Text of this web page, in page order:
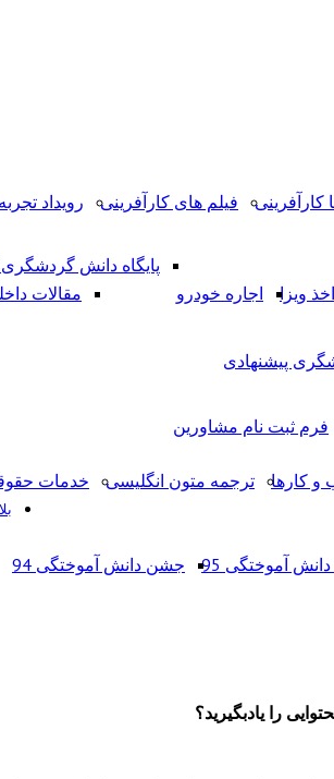
کارآفرینی فیلم های کارآفرینی رویداد
اخذ ویزا اجاره خودرو
پایگاه دانش گردشگری
مقالات
پیشنهادی
فرم ثبت نام مشاورین
و کارها ترجمه متون انگلیسی خدمات
آموختگی 95 جشن دانش آموختگی 94
را یادبگیرید؟